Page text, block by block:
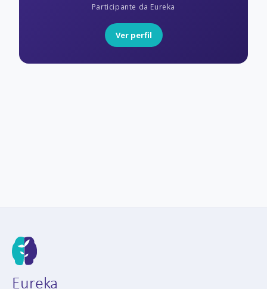
Participante da Eureka
Ver perfil
Eureka